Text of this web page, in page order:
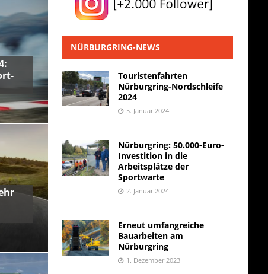
NÜRBURGRING-NEWS
Touristenfahrten
Nürburgring-Nordschleife
2024
5. Januar 2024
Nürburgring: 50.000-Euro-
Investition in die
Arbeitsplätze der
Sportwarte
2. Januar 2024
Erneut umfangreiche
Bauarbeiten am
Nürburgring
1. Dezember 2023